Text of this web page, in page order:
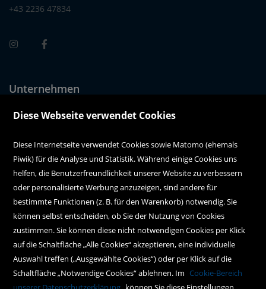
+43 2236 47834
Unternehmen
Über uns
Kundenservice
Hilfe
Kontakt
Social Media
Policy
Diese Webseite verwendet Cookies
Diese Internetseite verwendet Cookies sowie Matomo (ehemals
Piwik) für die Analyse und Statistik. Während einige Cookies uns
helfen, die Benutzerfreundlichkeit unserer Website zu verbessern
oder personalisierte Werbung anzuzeigen, sind andere für
bestimmte Funktionen (z. B. für den Warenkorb) notwendig. Sie
können selbst entscheiden, ob Sie der Nutzung von Cookies
zustimmen. Sie können diese nicht notwendigen Cookies per Klick
auf die Schaltfläche „Alle Cookies“ akzeptieren, eine individuelle
Auswahl treffen („Ausgewählte Cookies“) oder per Klick auf die
Schaltfläche „Notwendige Cookies“ ablehnen. Im Cookie-Bereich